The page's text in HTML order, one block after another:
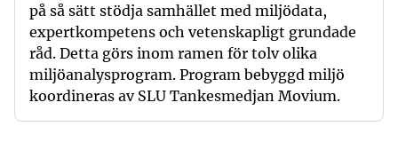
på så sätt stödja samhället med miljödata,
expertkompetens och vetenskapligt grundade
råd. Detta görs inom ramen för tolv olika
miljöanalysprogram. Program bebyggd miljö
koordineras av SLU Tankesmedjan Movium.